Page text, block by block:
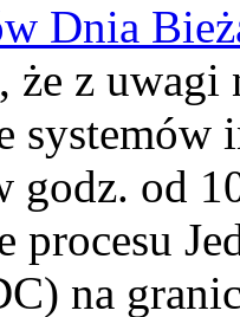
Dnia
z uwagi
godz. od
procesu
na